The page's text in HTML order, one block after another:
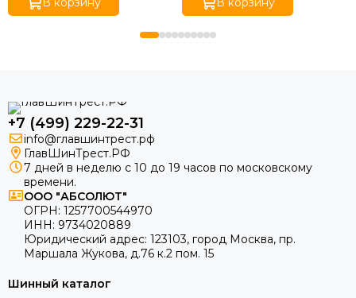
+7 (499) 229-22-31
info@главшинтрест.рф
ГлавШинТрест.РФ
7 дней в неделю с 10 до 19 часов по московскому
времени.
ООО "АБСОЛЮТ"
ОГРН: 1257700544970
ИНН: 9734020889
Юридический адрес: 123103, город Москва, пр.
Маршала Жукова, д.76 к.2 пом. 15
Шинный каталог